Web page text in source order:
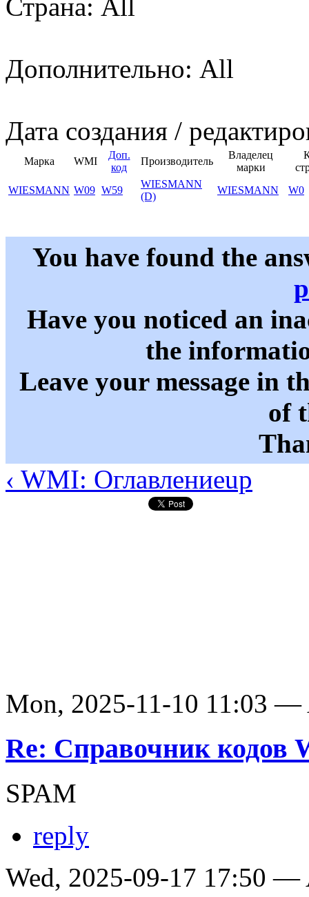
Страна: All
Дополнительно: All
Дата создания /
Марка WMI
Доп.
код
Производитель
Владелец
марки
WIESMANN W09 W59
WIESMANN
(D)
WIESMANN W0
You have found the
Have you noticed an
the
Leave your message in
of
‹ WMI: Оглавлениеup
Mon, 2025-11-10 11:03 —
Re: Справочник кодов
SPAM
reply
Wed, 2025-09-17 17:50 —